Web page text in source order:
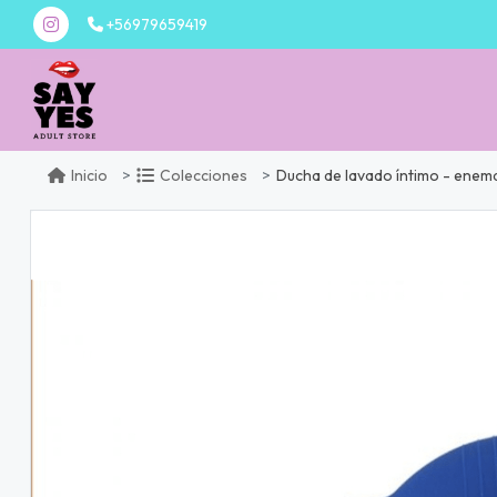
+56979659419
Inicio Colecciones Ducha de lavado íntimo -